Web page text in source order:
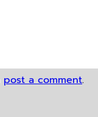
post a comment.